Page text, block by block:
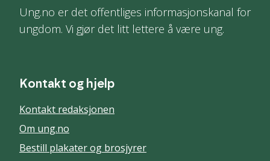
Ung.no er det offentliges informasjonskanal for
ungdom. Vi gjør det litt lettere å være ung.
Kontakt og hjelp
Kontakt redaksjonen
Om ung.no
Bestill plakater og brosjyrer